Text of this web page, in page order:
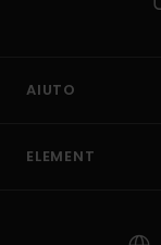
AIUTO
ELEMENT